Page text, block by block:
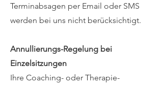
Terminabsagen per Email oder SMS
werden bei uns nicht berücksichtigt.
Annullierungs-Regelung bei
Einzelsitzungen
Ihre Coaching- oder Therapie-